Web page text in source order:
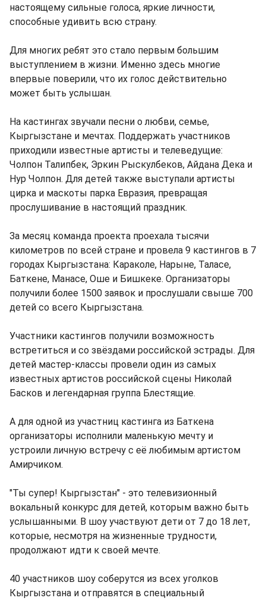
настоящему сильные голоса, яркие личности,
способные удивить всю страну.
Для многих ребят это стало первым большим
выступлением в жизни. Именно здесь многие
впервые поверили, что их голос действительно
может быть услышан.
На кастингах звучали песни о любви, семье,
Кыргызстане и мечтах. Поддержать участников
приходили известные артисты и телеведущие:
Чолпон Талипбек, Эркин Рыскулбеков, Айдана Дека и
Нур Чолпон. Для детей также выступали артисты
цирка и маскоты парка Евразия, превращая
прослушивание в настоящий праздник.
За месяц команда проекта проехала тысячи
километров по всей стране и провела 9 кастингов в 7
городах Кыргызстана: Караколе, Нарыне, Таласе,
Баткене, Манасе, Оше и Бишкеке. Организаторы
получили более 1500 заявок и прослушали свыше 700
детей со всего Кыргызстана.
Участники кастингов получили возможность
встретиться и со звёздами российской эстрады. Для
детей мастер-классы провели один из самых
известных артистов российской сцены Николай
Басков и легендарная группа Блестящие.
А для одной из участниц кастинга из Баткена
организаторы исполнили маленькую мечту и
устроили личную встречу с её любимым артистом
Амирчиком.
"Ты супер! Кыргызстан" - это телевизионный
вокальный конкурс для детей, которым важно быть
услышанными. В шоу участвуют дети от 7 до 18 лет,
которые, несмотря на жизненные трудности,
продолжают идти к своей мечте.
40 участников шоу соберутся из всех уголков
Кыргызстана и отправятся в специальный